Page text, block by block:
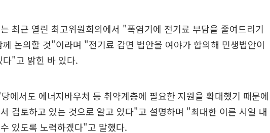
최근 열린 최고위원회의에서 "폭염기에 전기료 부담을 줄여드리기
논의할 것"이라며 "전기료 감면 법안을 여야가 합의해 민생법안이
"고 밝힌 바 있다.
에서도 에너지바우처 등 취약계층에 필요한 지원을 확대했기 때문에
검토하고 있는 것으로 알고 있다"고 설명하며 "최대한 이른 시일 내
있도록 노력하겠다"고 말했다.